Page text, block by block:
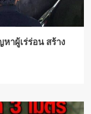
าผู้เร่ร่อน สร้าง